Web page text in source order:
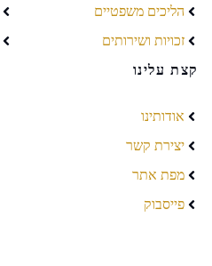
הליכים משפטיים
זכויות ושירותים
קצת עלינו
אודותינו
יצירת קשר
מפת אתר
פייסבוק